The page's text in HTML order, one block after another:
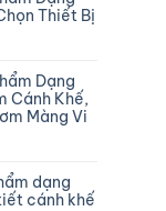
Thiết Bị
Dạng
Cánh Khế,
Màng Vi
dạng
cánh khế